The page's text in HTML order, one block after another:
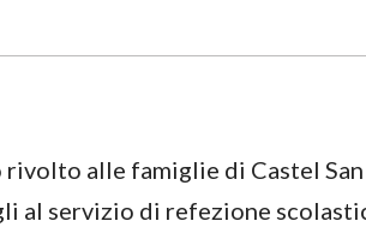
alle famiglie di Castel San
al servizio di refezione